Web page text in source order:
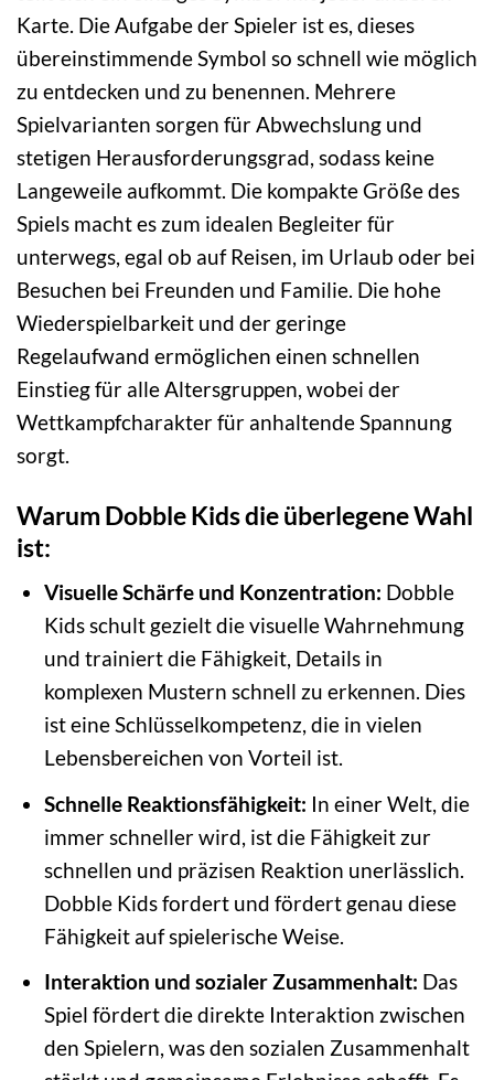
Karte. Die Aufgabe der Spieler ist es, dieses
übereinstimmende Symbol so schnell wie möglich
zu entdecken und zu benennen. Mehrere
Spielvarianten sorgen für Abwechslung und
stetigen Herausforderungsgrad, sodass keine
Langeweile aufkommt. Die kompakte Größe des
Spiels macht es zum idealen Begleiter für
unterwegs, egal ob auf Reisen, im Urlaub oder bei
Besuchen bei Freunden und Familie. Die hohe
Wiederspielbarkeit und der geringe
Regelaufwand ermöglichen einen schnellen
Einstieg für alle Altersgruppen, wobei der
Wettkampfcharakter für anhaltende Spannung
sorgt.
Warum Dobble Kids die überlegene Wahl
ist:
Visuelle Schärfe und Konzentration: Dobble
Kids schult gezielt die visuelle Wahrnehmung
und trainiert die Fähigkeit, Details in
komplexen Mustern schnell zu erkennen. Dies
ist eine Schlüsselkompetenz, die in vielen
Lebensbereichen von Vorteil ist.
Schnelle Reaktionsfähigkeit: In einer Welt, die
immer schneller wird, ist die Fähigkeit zur
schnellen und präzisen Reaktion unerlässlich.
Dobble Kids fordert und fördert genau diese
Fähigkeit auf spielerische Weise.
Interaktion und sozialer Zusammenhalt: Das
Spiel fördert die direkte Interaktion zwischen
den Spielern, was den sozialen Zusammenhalt